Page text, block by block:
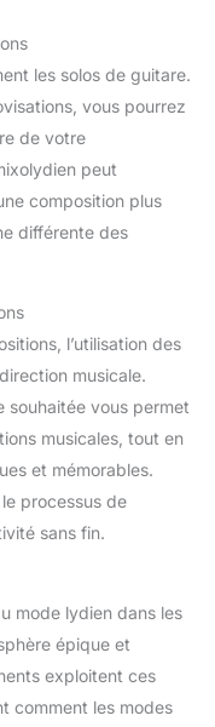
les solos de guitare.
vous pourrez
de votre
peut
composition plus
différente des
l’utilisation des
musicale.
souhaitée vous permet
musicales, tout en
et mémorables.
processus de
sans fin.
mode lydien dans les
épique et
exploitent ces
comment les modes